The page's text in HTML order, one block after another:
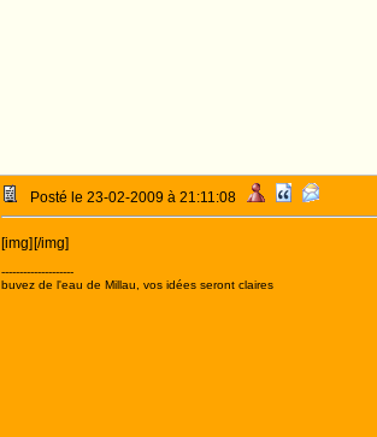
Posté le 23-02-2009 à 21:11:08
[img] [/img]
--------------------
buvez de l'eau de Millau, vos idées seront claires